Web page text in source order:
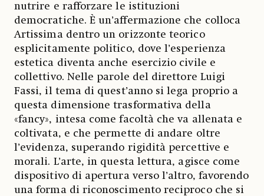
nutrire e rafforzare le istituzioni
democratiche. È un’affermazione che colloca
Artissima dentro un orizzonte teorico
esplicitamente politico, dove l’esperienza
estetica diventa anche esercizio civile e
collettivo. Nelle parole del direttore Luigi
Fassi, il tema di quest’anno si lega proprio a
questa dimensione trasformativa della
«fancy», intesa come facoltà che va allenata e
coltivata, e che permette di andare oltre
l’evidenza, superando rigidità percettive e
morali. L’arte, in questa lettura, agisce come
dispositivo di apertura verso l’altro, favorendo
una forma di riconoscimento reciproco che si